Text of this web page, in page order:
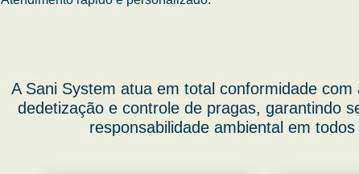
A Sani System atua em total conformidade
dedetização e controle de pragas, garantindo
responsabilidade ambiental em